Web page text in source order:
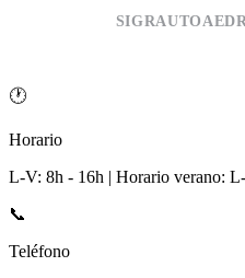
SIGRAUTO
🕐
Horario
L-V: 8h - 16h | Horario verano:
📞
Teléfono